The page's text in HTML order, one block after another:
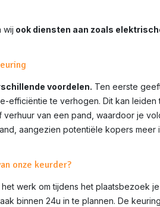
wij ook diensten aan zoals
voordelen. Ten eerste
efficiëntie te verhogen. Dit kan
van een pand, waardoor je
aangezien potentiële kopers
onze keurder?
werk om tijdens het plaatsbezoek
binnen 24u in te plannen. De